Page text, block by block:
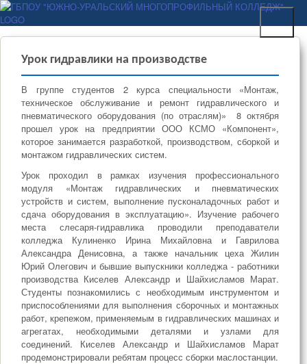
Перейти к основному
содержанию
ГБПОУ "ЮЖНО-
УРАЛЬСКИЙ
МНОГОПРОФИЛЬНЫЙ
КОЛЛЕДЖ"
Урок гидравлики на производстве
В группе студентов 2 курса специальности «Монтаж,
техническое обслуживание и ремонт гидравлического и
пневматического оборудования (по отраслям)» 8 октября
прошел урок на предприятии ООО КСМО «Компонент»,
которое занимается разработкой, производством, сборкой и
монтажом гидравлических систем.
Урок проходил в рамках изучения профессионального
модуля «Монтаж гидравлических и пневматических
устройств и систем, выполнение пусконаладочных работ и
сдача оборудования в эксплуатацию». Изучение рабочего
места слесаря-гидравлика проводили преподаватели
колледжа Кулиненко Ирина Михайловна и Гаврилова
Александра Денисовна, а также начальник цеха Жилин
Юрий Олегович и бывшие выпускники колледжа - работники
производства Киселев Александр и Шайхисламов Марат.
Студенты познакомились с необходимым инструментом и
приспособлениями для выполнения сборочных и монтажных
работ, крепежом, применяемым в гидравлических машинах и
агрегатах, необходимыми деталями и узлами для
соединений. Киселев Александр и Шайхисламов Марат
продемонстрировали ребятам процесс сборки маслостанции.